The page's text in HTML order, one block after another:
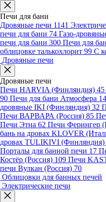
Печи для бани
Дровяные печи 1141
печи для бани 74 Газо-
печи для бани 300 Печи для
облицовке талькохлорит 99 С
Дровяные печи
Дровяные печи
Печи HARVIA (Финляндия) 45
90 Печи для бани Атмосфера
дровяные IKI (Финляндия) 32
Печи ВАРВАРА (Россия) 85
Печи Этна 62 Печи Ферингер
бань на дровах KLOVER
дровах TULIKIVI (Финляндия)
Порталы для банной печи 17
Костёр (Россия) 109 Печи
печи Вулкан (Россия) 70
Облицовки для банных печей
Электрические печи